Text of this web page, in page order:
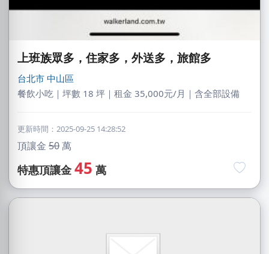
上班族眾多，住家多，外送多，旅館多
台北市 中山區
餐飲小吃｜坪數 18 坪｜租金 35,000元/月｜含全部設備
更新時間：2025-09-25 14:28:52
頂讓金 50萬
特惠頂讓金 45 萬